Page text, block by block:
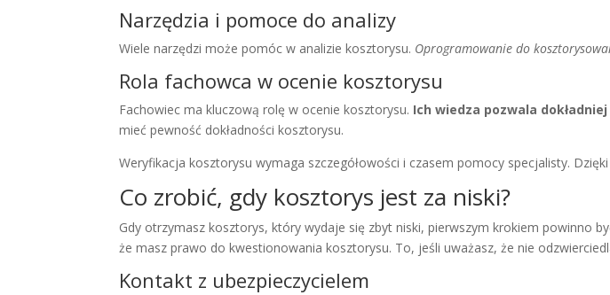
Narzędzia i pomoce do analizy
Wiele narzędzi może pomóc w analizie kosztorysu. Oprogramowanie do
Rola fachowca w ocenie kosztorysu
Fachowiec ma kluczową rolę w ocenie kosztorysu. Ich wiedza pozwala
mieć pewność dokładności kosztorysu.
Weryfikacja kosztorysu wymaga szczegółowości i czasem pomocy specjalisty.
Co zrobić, gdy kosztorys jest za niski?
Gdy otrzymasz kosztorys, który wydaje się zbyt niski, pierwszym krokiem powinno
że masz prawo do kwestionowania kosztorysu. To, jeśli uważasz, że nie
Kontakt z ubezpieczycielem